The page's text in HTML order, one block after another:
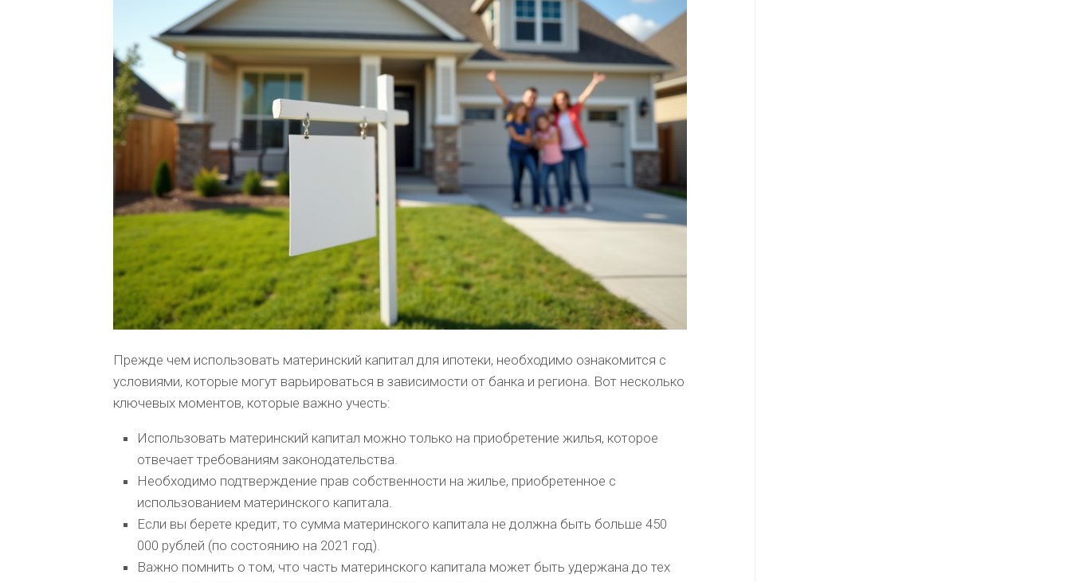
Прежде чем использовать материнский капитал для ипотеки, необходимо ознакомится с
условиями, которые могут варьироваться в зависимости от банка и региона. Вот несколько
ключевых моментов, которые важно учесть:
Использовать материнский капитал можно только на приобретение жилья, которое
отвечает требованиям законодательства.
Необходимо подтверждение прав собственности на жилье, приобретенное с
использованием материнского капитала.
Если вы берете кредит, то сумма материнского капитала не должна быть больше 450
000 рублей (по состоянию на 2021 год).
Важно помнить о том, что часть материнского капитала может быть удержана до тех